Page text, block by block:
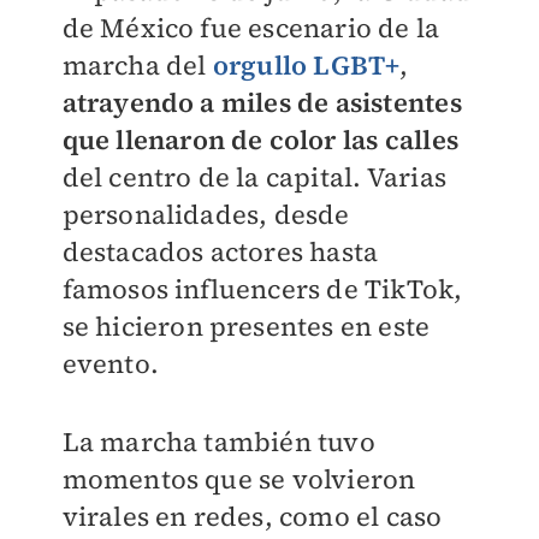
de México fue escenario de la
marcha del orgullo LGBT+,
atrayendo a miles de asistentes
que llenaron de color las calles
del centro de la capital. Varias
personalidades, desde
destacados actores hasta
famosos influencers de TikTok,
se hicieron presentes en este
evento.
La marcha también tuvo
momentos que se volvieron
virales en redes, como el caso